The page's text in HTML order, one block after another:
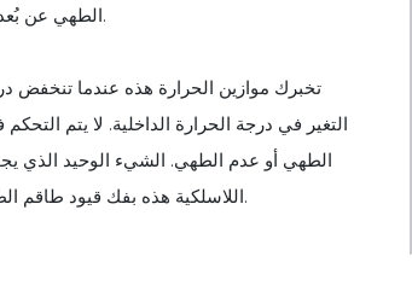
الطهي عن بُعد على أحد التطبيقات دون الحاجة إلى التواجد بالقرب من الشواية في جميع الأوقات.
تخبرك موازين الحرارة هذه عندما تنخفض
التغير في درجة الحرارة الداخلية. لا يتم
الطهي أو عدم الطهي. الشيء الوحيد الذي
اللاسلكية هذه بفك قيود طاقم الطهي في المطاعم، مما سمح لهم بالتركيز على مهام أخرى حتى أثناء شواء شيء ما.